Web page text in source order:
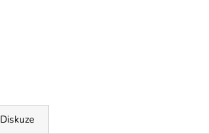
Diskuze